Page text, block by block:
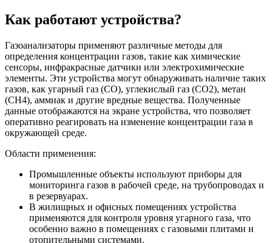
Как работают устройства?
Газоанализаторы применяют различные методы для
определения концентрации газов, такие как химические
сенсоры, инфракрасные датчики или электрохимические
элементы. Эти устройства могут обнаруживать наличие таких
газов, как угарный газ (CO), углекислый газ (CO2), метан
(CH4), аммиак и другие вредные вещества. Полученные
данные отображаются на экране устройства, что позволяет
оперативно реагировать на изменение концентрации газа в
окружающей среде.
Области применения:
Промышленные объекты используют приборы для
мониторинга газов в рабочей среде, на трубопроводах и
в резервуарах.
В жилищных и офисных помещениях устройства
применяются для контроля уровня угарного газа, что
особенно важно в помещениях с газовыми плитами и
отопительными системами.